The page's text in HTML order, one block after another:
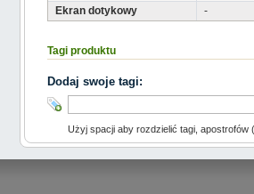
Ekran dotykowy
-
Tagi produktu
Dodaj swoje tagi:
Użyj spacji aby rozdzielić tagi, apostrofów